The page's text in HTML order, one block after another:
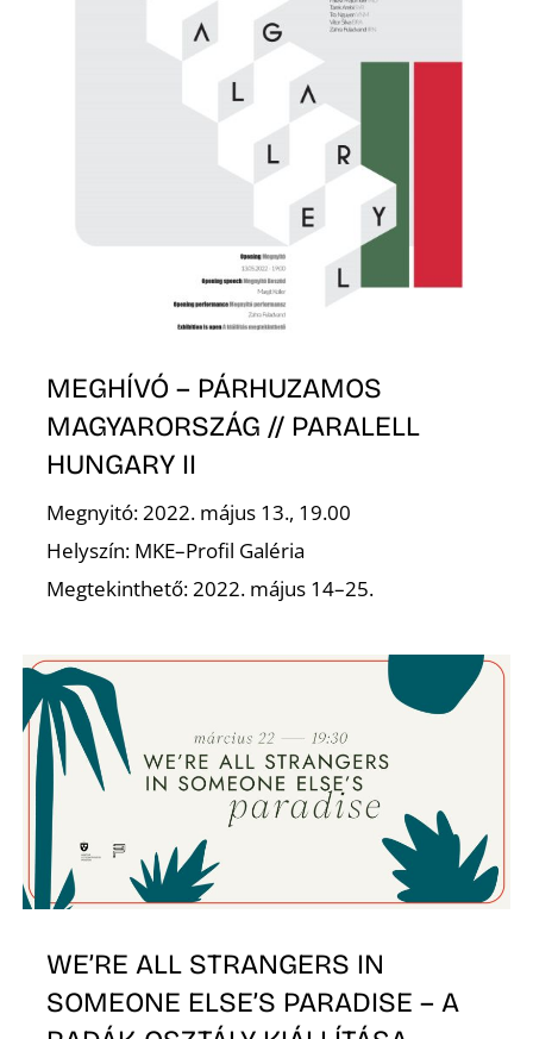
MEGHÍVÓ – PÁRHUZAMOS
MAGYARORSZÁG // PARALELL
HUNGARY II
Megnyitó: 2022. május 13., 19.00
Helyszín: MKE–Profil Galéria
Megtekinthető: 2022. május 14–25.
WE’RE ALL STRANGERS IN
SOMEONE ELSE’S PARADISE – A